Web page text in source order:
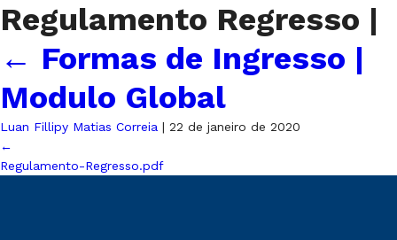
Regulamento Regresso |
← Formas de Ingresso |
Modulo Global
Luan Fillipy Matias Correia | 22 de janeiro de 2020
←
Regulamento-Regresso.pdf